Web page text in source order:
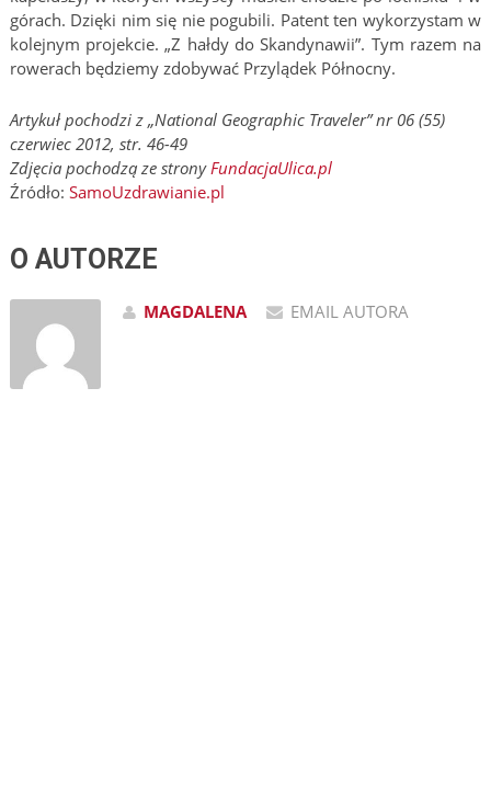
górach. Dzięki nim się nie pogubili. Patent ten wykorzystam w
kolejnym projekcie. „Z hałdy do Skandynawii”. Tym razem na
rowerach będziemy zdobywać Przylądek Północny.
Artykuł pochodzi z „National Geographic Traveler” nr 06 (55)
czerwiec 2012, str. 46-49
Zdjęcia pochodzą ze strony FundacjaUlica.pl
Źródło: SamoUzdrawianie.pl
O AUTORZE
MAGDALENA EMAIL AUTORA